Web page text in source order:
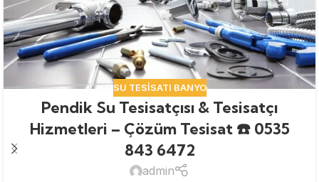
SU TESISATI BANYO
Pendik Su Tesisatçısı & Tesisatçı
Hizmetleri – Çözüm Tesisat ☎️ 0535
843 6472
admin